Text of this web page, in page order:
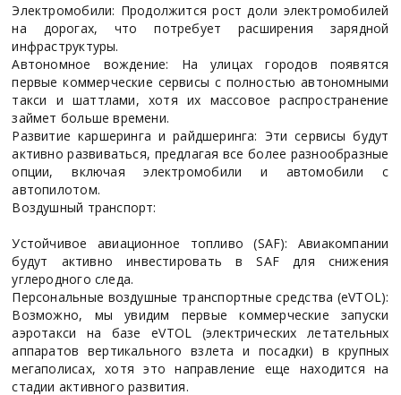
Электромобили: Продолжится рост доли электромобилей
на дорогах, что потребует расширения зарядной
инфраструктуры.
Автономное вождение: На улицах городов появятся
первые коммерческие сервисы с полностью автономными
такси и шаттлами, хотя их массовое распространение
займет больше времени.
Развитие каршеринга и райдшеринга: Эти сервисы будут
активно развиваться, предлагая все более разнообразные
опции, включая электромобили и автомобили с
автопилотом.
Воздушный транспорт:
Устойчивое авиационное топливо (SAF): Авиакомпании
будут активно инвестировать в SAF для снижения
углеродного следа.
Персональные воздушные транспортные средства (eVTOL):
Возможно, мы увидим первые коммерческие запуски
аэротакси на базе eVTOL (электрических летательных
аппаратов вертикального взлета и посадки) в крупных
мегаполисах, хотя это направление еще находится на
стадии активного развития.